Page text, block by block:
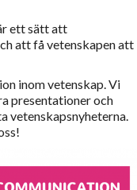
ett sätt att
att få vetenskapen att
inom vetenskap. Vi
presentationer och
vetenskapsnyheterna.